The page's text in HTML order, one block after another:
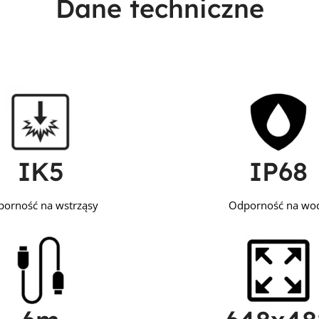
Dane techniczne
IK5
na wstrząsy
IP68
Odporność na